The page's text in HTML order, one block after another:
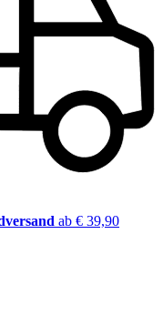
ab € 39,90